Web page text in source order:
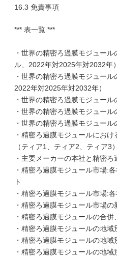
16.3 免責事項
*** 表一覧 ***
・世界の精密ろ過膜モジュー
ル、2022年対2025年対2032年）
・世界の精密ろ過膜モジュール
2022年対2025年対2032年）
・世界の精密ろ過膜モジュー
・世界の精密ろ過膜モジュー
・世界の精密ろ過膜モジュー
・精密ろ過膜モジュールにお
（ティア1、ティア2、ティア3）
・主要メーカーの本社と精密
・精密ろ過膜モジュール市場:
ト
・精密ろ過膜モジュール市場:
・精密ろ過膜モジュール市場
・精密ろ過膜モジュールの合
・精密ろ過膜モジュールの地
・精密ろ過膜モジュールの地
・精密ろ過膜モジュールの地